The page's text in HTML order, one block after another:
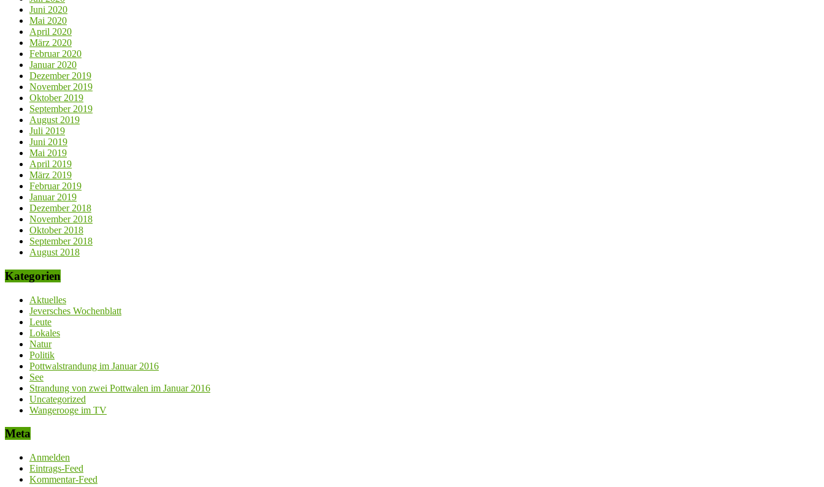
Juni 2020
Mai 2020
April 2020
März 2020
Februar 2020
Januar 2020
Dezember 2019
November 2019
Oktober 2019
September 2019
August 2019
Juli 2019
Juni 2019
Mai 2019
April 2019
März 2019
Februar 2019
Januar 2019
Dezember 2018
November 2018
Oktober 2018
September 2018
August 2018
Kategorien
Aktuelles
Jeversches Wochenblatt
Leute
Lokales
Natur
Politik
Pottwalstrandung im Januar 2016
See
Strandung von zwei Pottwalen im Januar 2016
Uncategorized
Wangerooge im TV
Meta
Anmelden
Eintrags-Feed
Kommentar-Feed